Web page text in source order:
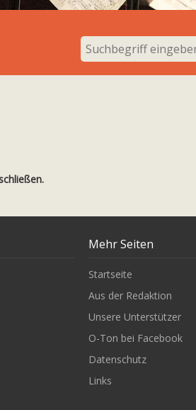
Mehr Seiten
Startseite
Aus der Redaktion
Unsere Unterstützer
O-Ton bei Facebook
Datenschutz
Links